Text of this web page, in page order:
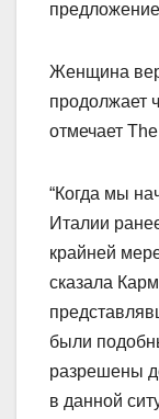
Женщина
продолжает
отмечает
“Когда мы
Италии
крайней
сказала
были
разрешены
в данной